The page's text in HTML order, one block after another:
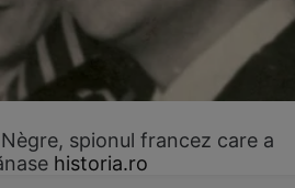
spionul francez care a
historia.ro